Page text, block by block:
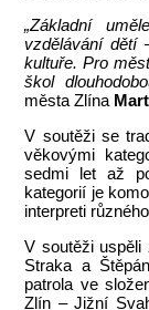
„Základní
vzdělávání dětí
kultuře. Pro
škol
města Zlína
V soutěži se
věkovými
sedmi let až
kategorií je
interpreti
V soutěži
Straka a
patrola ve
Zlín – Jižní